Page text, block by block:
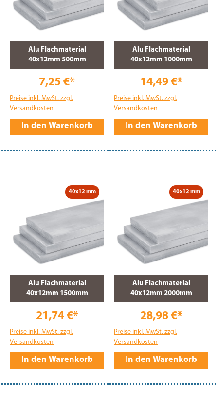
Alu Flachmaterial
40x12mm 500mm
7,25 €*
Preise inkl. MwSt. zzgl.
Versandkosten
In den Warenkorb
Alu Flachmaterial
40x12mm 1000mm
14,49 €*
Preise inkl. MwSt. zzgl.
Versandkosten
In den Warenkorb
40x12 mm
Alu Flachmaterial
40x12mm 1500mm
21,74 €*
Preise inkl. MwSt. zzgl.
Versandkosten
In den Warenkorb
40x12 mm
Alu Flachmaterial
40x12mm 2000mm
28,98 €*
Preise inkl. MwSt. zzgl.
Versandkosten
In den Warenkorb